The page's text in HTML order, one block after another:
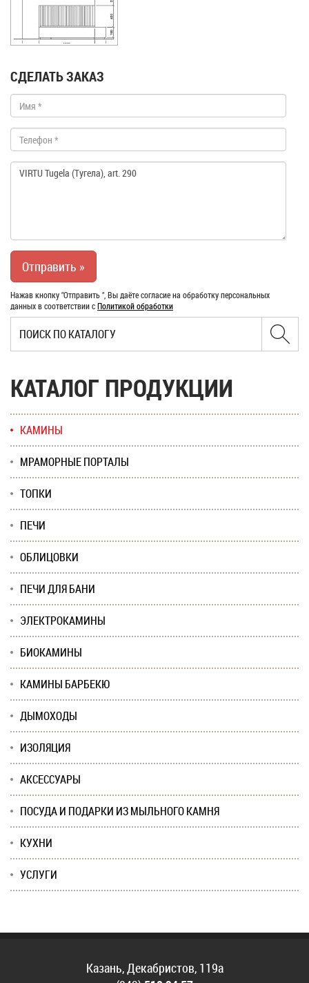
СДЕЛАТЬ ЗАКАЗ
Нажав кнопку "Отправить ", Вы даёте согласие на обработку персональных
данных в соответствии сПолитикой обработки
КАТАЛОГ ПРОДУКЦИИ
КАМИНЫ
МРАМОРНЫЕ ПОРТАЛЫ
ТОПКИ
ПЕЧИ
ОБЛИЦОВКИ
ПЕЧИ ДЛЯ БАНИ
ЭЛЕКТРОКАМИНЫ
БИОКАМИНЫ
КАМИНЫ БАРБЕКЮ
ДЫМОХОДЫ
ИЗОЛЯЦИЯ
АКСЕССУАРЫ
ПОСУДА И ПОДАРКИ ИЗ МЫЛЬНОГО КАМНЯ
КУХНИ
УСЛУГИ
Казань, Декабристов, 119а